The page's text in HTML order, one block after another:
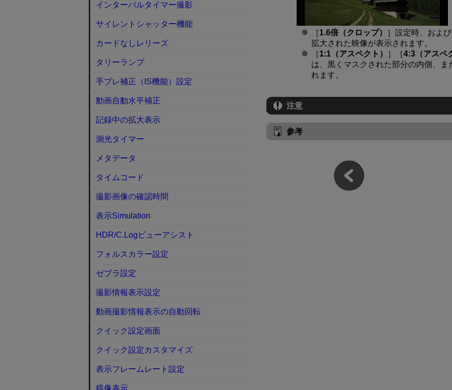
［1.6倍（クロップ） ］設定時、および
拡大された映像が表示されます。
［1:1（アスペクト） ］［4:3（アスペ
は、黒くマスクされた部分の内側、
れます。
注意
参考
インターバルタイマー撮影
サイレントシャッター機能
カードなしレリーズ
タリーランプ
手ブレ補正（IS機能）設定
動画自動水平補正
記録中の拡大表示
測光タイマー
メタデータ
タイムコード
撮影画像の確認時間
表示Simulation
HDR/C.Logビューアシスト
フォルスカラー設定
ゼブラ設定
撮影情報表示設定
動画撮影情報表示の自動回転
クイック設定画面
クイック設定カスタマイズ
表示フレームレート設定
鏡像表示